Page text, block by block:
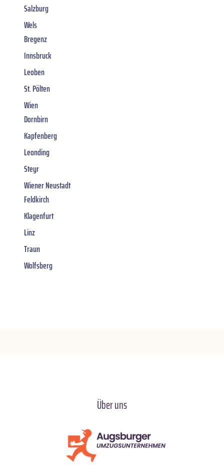
Salzburg
Wels
Bregenz
Innsbruck
Leoben
St. Pölten
Wien
Dornbirn
Kapfenberg
Leonding
Steyr
Wiener Neustadt
Feldkirch
Klagenfurt
Linz
Traun
Wolfsberg
Über uns